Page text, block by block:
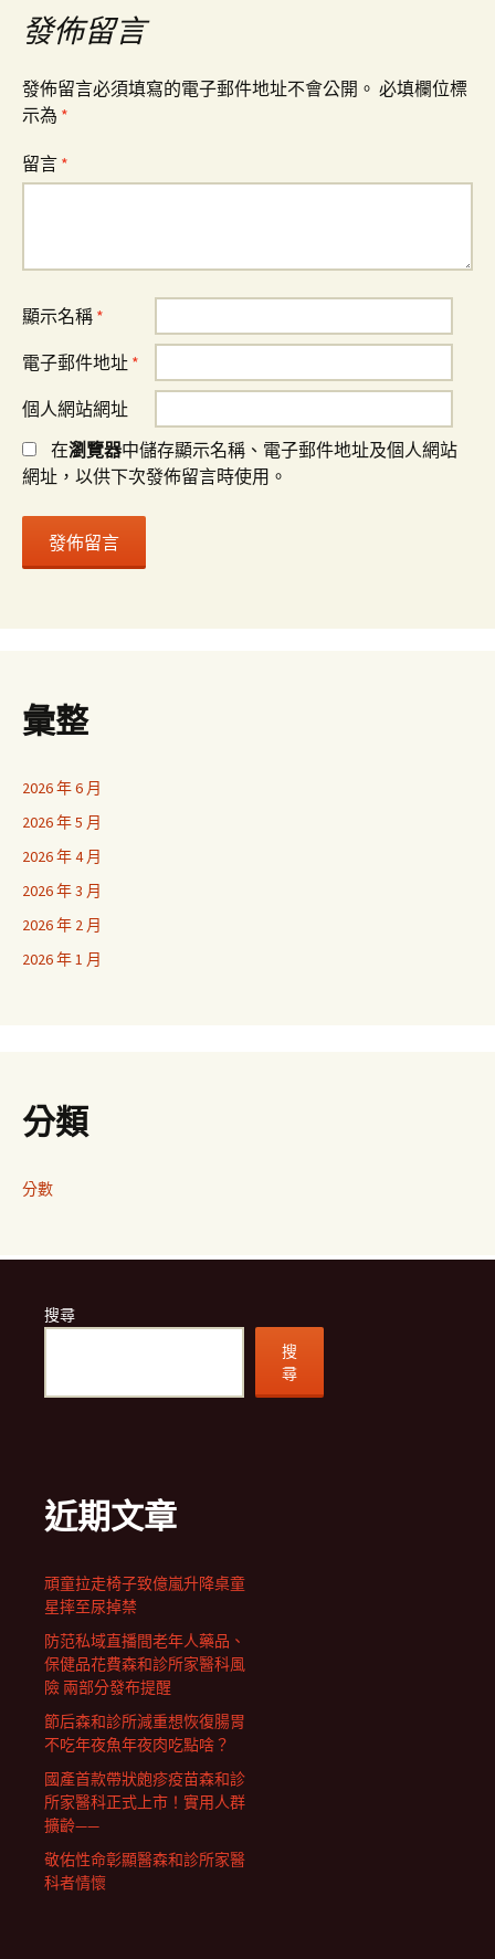
覽發佈留言
發佈留言必須填寫的電子郵件地址不會公開。 必填欄位標
示為 *
留言 *
顯示名稱 *
電子郵件地址 *
個人網站網址
在瀏覽器中儲存顯示名稱、電子郵件地址及個人網站
網址，以供下次發佈留言時使用。
彙整
2026 年 6 月
2026 年 5 月
2026 年 4 月
2026 年 3 月
2026 年 2 月
2026 年 1 月
分類
分數
搜尋
搜
尋
近期文章
頑童拉走椅子致億嵐升降桌童
星摔至尿掉禁
防范私域直播間老年人藥品、
保健品花費森和診所家醫科風
險 兩部分發布提醒
節后森和診所減重想恢復腸胃
不吃年夜魚年夜肉吃點啥？
國產首款帶狀皰疹疫苗森和診
所家醫科正式上市！實用人群
擴齡——
敬佑性命彰顯醫森和診所家醫
科者情懷